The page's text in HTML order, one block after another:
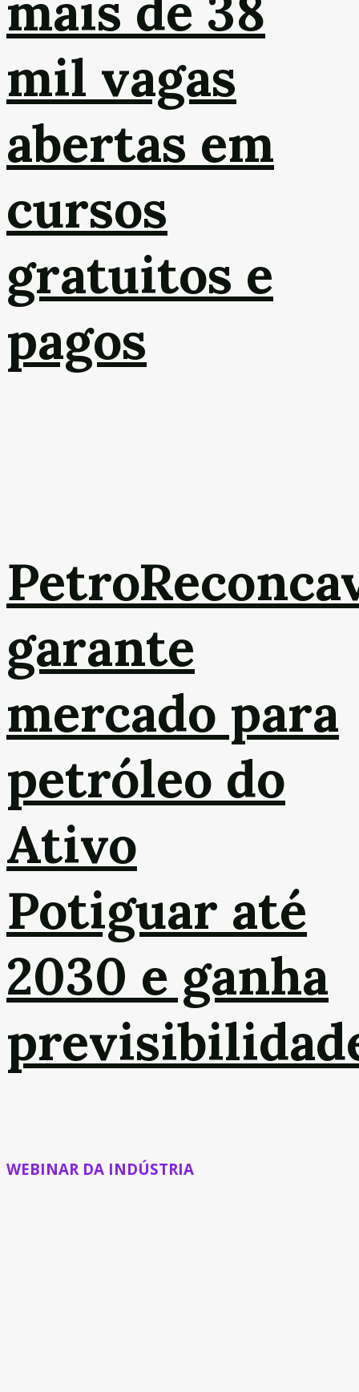
mil vagas
abertas em
cursos
gratuitos e
pagos
garante
mercado para
petróleo do
Ativo
Potiguar até
2030 e ganha
WEBINAR DA INDÚSTRIA